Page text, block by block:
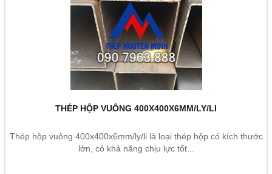
THÉP HỘP VUÔNG 400X400X6MM/LY/LI
Thép hộp vuông 400x400x6mm/ly/li là loại thép hộp có kích thước
lớn, có khả năng chịu lực tốt...